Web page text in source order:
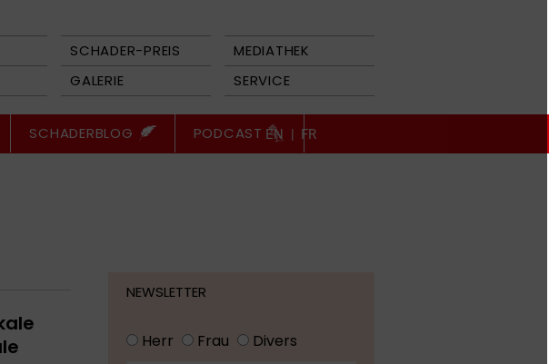
SCHADER-PREIS
MEDIATHEK
GALERIE SERVICE
SCHADERBLOG PODCAST EN | FR
NEWSLETTER
Herr Frau Divers